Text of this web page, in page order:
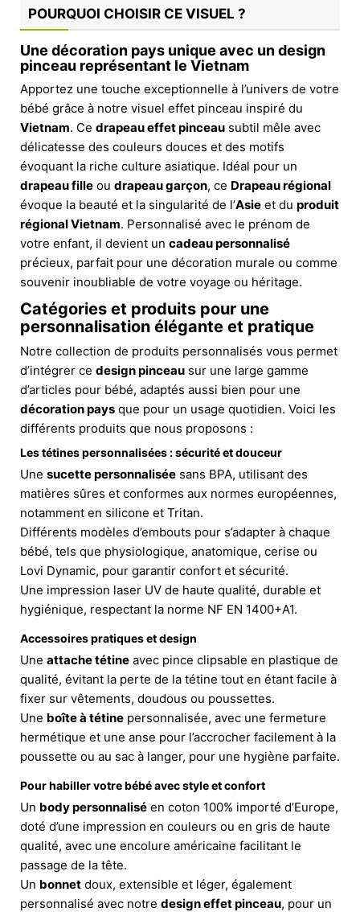
POURQUOI CHOISIR CE VISUEL ?
Une décoration pays unique avec un design
pinceau représentant le Vietnam
Apportez une touche exceptionnelle à l’univers de votre
bébé grâce à notre visuel effet pinceau inspiré du
Vietnam. Ce drapeau effet pinceau subtil mêle avec
délicatesse des couleurs douces et des motifs
évoquant la riche culture asiatique. Idéal pour un
drapeau fille ou drapeau garçon, ce Drapeau régional
évoque la beauté et la singularité de l’Asie et du produit
régional Vietnam. Personnalisé avec le prénom de
votre enfant, il devient un cadeau personnalisé
précieux, parfait pour une décoration murale ou comme
souvenir inoubliable de votre voyage ou héritage.
Catégories et produits pour une
personnalisation élégante et pratique
Notre collection de produits personnalisés vous permet
d’intégrer ce design pinceau sur une large gamme
d’articles pour bébé, adaptés aussi bien pour une
décoration pays que pour un usage quotidien. Voici les
différents produits que nous proposons :
Les tétines personnalisées : sécurité et douceur
Une sucette personnalisée sans BPA, utilisant des
matières sûres et conformes aux normes européennes,
notamment en silicone et Tritan.
Différents modèles d’embouts pour s’adapter à chaque
bébé, tels que physiologique, anatomique, cerise ou
Lovi Dynamic, pour garantir confort et sécurité.
Une impression laser UV de haute qualité, durable et
hygiénique, respectant la norme NF EN 1400+A1.
Accessoires pratiques et design
Une attache tétine avec pince clipsable en plastique de
qualité, évitant la perte de la tétine tout en étant facile à
fixer sur vêtements, doudous ou poussettes.
Une boîte à tétine personnalisée, avec une fermeture
hermétique et une anse pour l’accrocher facilement à la
poussette ou au sac à langer, pour une hygiène parfaite.
Pour habiller votre bébé avec style et confort
Un body personnalisé en coton 100% importé d’Europe,
doté d’une impression en couleurs ou en gris de haute
qualité, avec une encolure américaine facilitant le
passage de la tête.
Un bonnet doux, extensible et léger, également
personnalisé avec notre design effet pinceau, pour un